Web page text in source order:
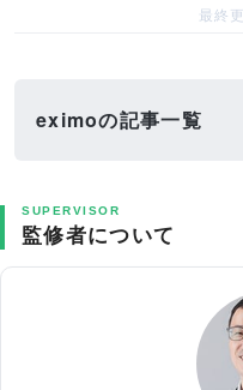
最終
eximoの記事一覧
SUPERVISOR
監修者について